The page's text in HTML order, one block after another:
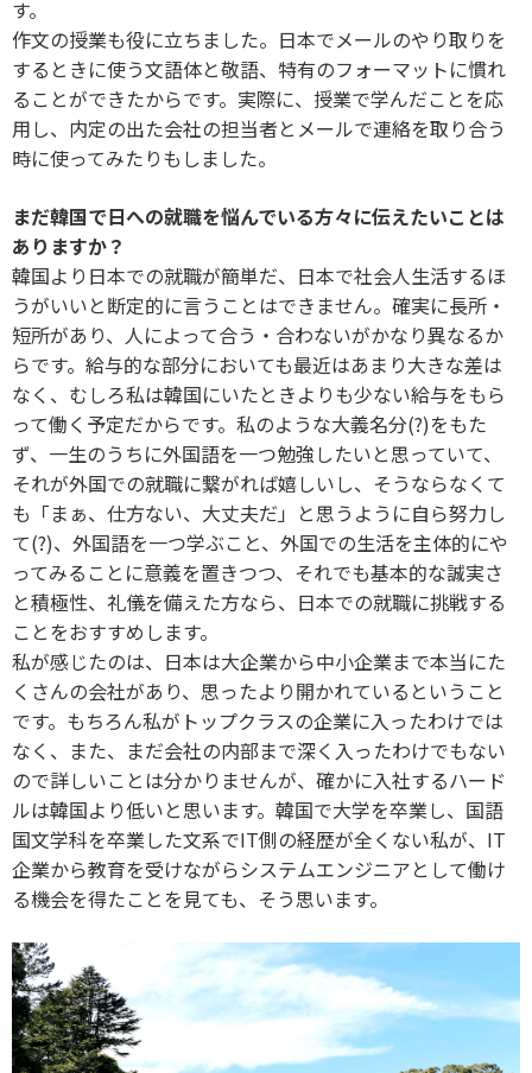
す。
作文の授業も役に立ちました。日本でメールのやり取りを
するときに使う文語体と敬語、特有のフォーマットに慣れ
ることができたからです。実際に、授業で学んだことを応
用し、内定の出た会社の担当者とメールで連絡を取り合う
時に使ってみたりもしました。
まだ韓国で日への就職を悩んでいる方々に伝えたいことは
ありますか？
韓国より日本での就職が簡単だ、日本で社会人生活するほ
うがいいと断定的に言うことはできません。確実に長所・
短所があり、人によって合う・合わないがかなり異なるか
らです。給与的な部分においても最近はあまり大きな差は
なく、むしろ私は韓国にいたときよりも少ない給与をもら
って働く予定だからです。私のような大義名分(?)をもた
ず、一生のうちに外国語を一つ勉強したいと思っていて、
それが外国での就職に繋がれば嬉しいし、そうならなくて
も「まぁ、仕方ない、大丈夫だ」と思うように自ら努力し
て(?)、外国語を一つ学ぶこと、外国での生活を主体的にや
ってみることに意義を置きつつ、それでも基本的な誠実さ
と積極性、礼儀を備えた方なら、日本での就職に挑戦する
ことをおすすめします。
私が感じたのは、日本は大企業から中小企業まで本当にた
くさんの会社があり、思ったより開かれているということ
です。もちろん私がトップクラスの企業に入ったわけでは
なく、また、まだ会社の内部まで深く入ったわけでもない
ので詳しいことは分かりませんが、確かに入社するハード
ルは韓国より低いと思います。韓国で大学を卒業し、国語
国文学科を卒業した文系でIT側の経歴が全くない私が、IT
企業から教育を受けながらシステムエンジニアとして働け
る機会を得たことを見ても、そう思います。